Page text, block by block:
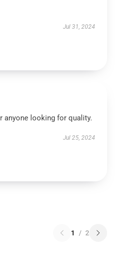
Jul 31, 2024
anyone looking for quality.
Jul 25, 2024
1 / 2